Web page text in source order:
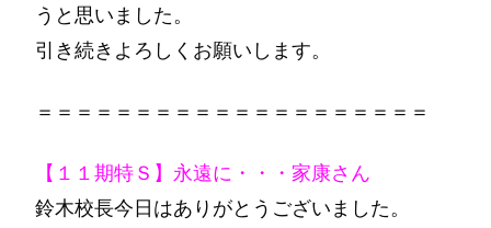
うと思いました。
引き続きよろしくお願いします。
＝＝＝＝＝＝＝＝＝＝＝＝＝＝＝＝＝＝＝＝
【１１期特Ｓ】永遠に・・・家康さん
鈴木校長今日はありがとうございました。